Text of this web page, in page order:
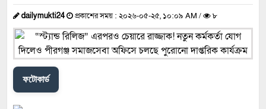
dailymukti24 প্রকাশের সময় : ২০২৬-০৫-২৫, ১০:০৯ AM / ৮
ফটোকার্ড